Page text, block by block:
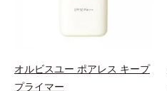
オルビスユー ポアレス キープ
プライマー